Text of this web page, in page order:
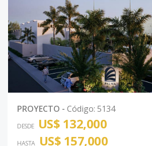
PROYECTO - Código: 5134
DESDE US$ 132,000
HASTA US$ 157,000